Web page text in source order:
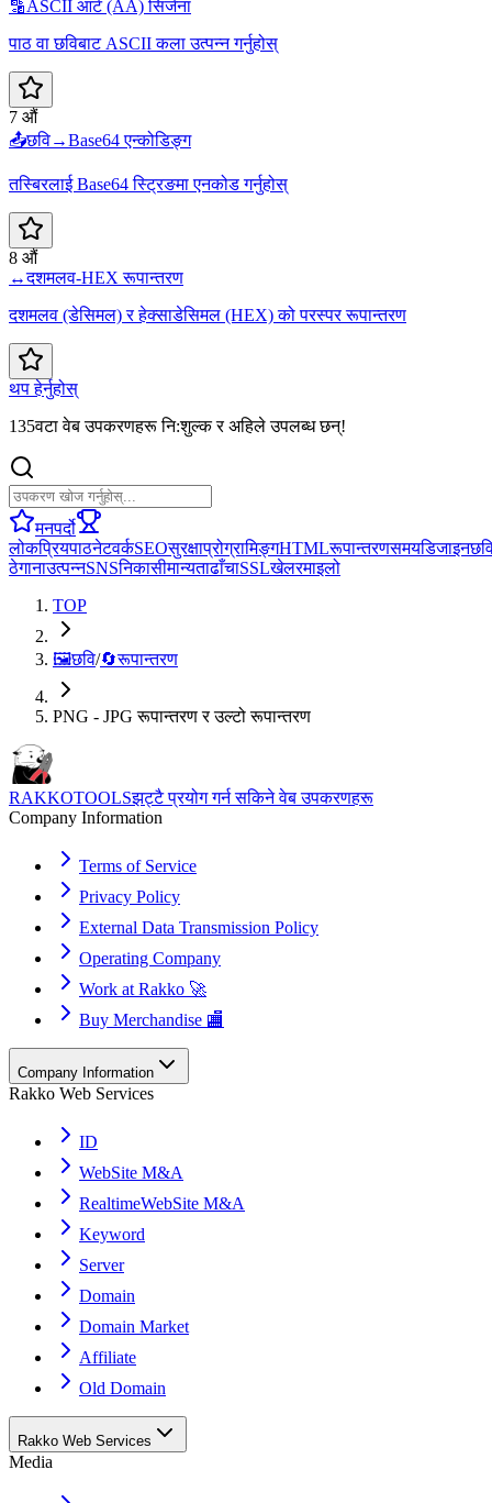
🔡ASCII आर्ट (AA) सिर्जना
पाठ वा छविबाट ASCII कला उत्पन्न गर्नुहोस्
7 औं
📤छवि→Base64 एन्कोडिङ्ग
तस्बिरलाई Base64 स्ट्रिङमा एनकोड गर्नुहोस्
8 औं
↔️दशमलव-HEX रूपान्तरण
दशमलव (डेसिमल) र हेक्साडेसिमल (HEX) को परस्पर रूपान्तरण
थप हेर्नुहोस्
135वटा वेब उपकरणहरू नि:शुल्क र अहिले उपलब्ध छन्!
मनपर्दो
लोकप्रियपाठनेटवर्कSEOसुरक्षाप्रोग्रामिङ्गHTMLरूपान्तरणसमयडिजाइन
ठेगानाउत्पन्नSNSनिकासीमान्यताढाँचाSSLखेलरमाइलो
TOP
🖼️छवि/🔄रूपान्तरण
PNG - JPG रूपान्तरण र उल्टो रूपान्तरण
RAKKOTOOLSझट्टै प्रयोग गर्न सकिने वेब उपकरणहरू
Company Information
Terms of Service
Privacy Policy
External Data Transmission Policy
Operating Company
Work at Rakko 🚀
Buy Merchandise 🏬
Company Information
Rakko Web Services
ID
WebSite M&A
RealtimeWebSite M&A
Keyword
Server
Domain
Domain Market
Affiliate
Old Domain
Rakko Web Services
Media